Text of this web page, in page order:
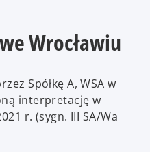
Wrocławiu
Spółkę A, WSA w
interpretację w
r. (sygn. III SA/Wa